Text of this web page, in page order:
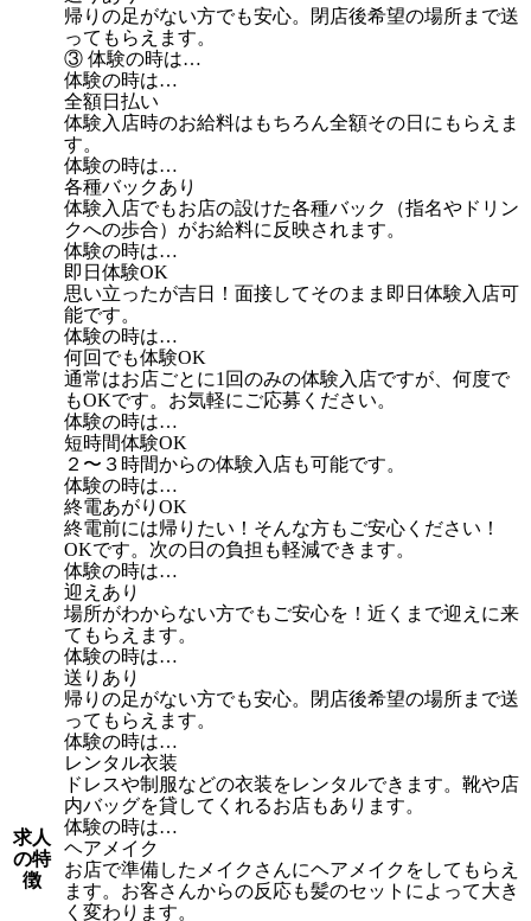
求人
の特
徴
帰りの足がない方でも安心。閉店後希望の場所まで送
ってもらえます。
③ 体験の時は…
体験の時は…
全額日払い
体験入店時のお給料はもちろん全額その日にもらえま
す。
体験の時は…
各種バックあり
体験入店でもお店の設けた各種バック（指名やドリン
クへの歩合）がお給料に反映されます。
体験の時は…
即日体験OK
思い立ったが吉日！面接してそのまま即日体験入店可
能です。
体験の時は…
何回でも体験OK
通常はお店ごとに1回のみの体験入店ですが、何度で
もOKです。お気軽にご応募ください。
体験の時は…
短時間体験OK
２〜３時間からの体験入店も可能です。
体験の時は…
終電あがりOK
終電前には帰りたい！そんな方もご安心ください！
OKです。次の日の負担も軽減できます。
体験の時は…
迎えあり
場所がわからない方でもご安心を！近くまで迎えに来
てもらえます。
体験の時は…
送りあり
帰りの足がない方でも安心。閉店後希望の場所まで送
ってもらえます。
体験の時は…
レンタル衣装
ドレスや制服などの衣装をレンタルできます。靴や店
内バッグを貸してくれるお店もあります。
体験の時は…
ヘアメイク
お店で準備したメイクさんにヘアメイクをしてもらえ
ます。お客さんからの反応も髪のセットによって大き
く変わります。